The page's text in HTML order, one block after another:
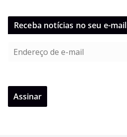
Receba notícias no seu e-mail
e
e
Assinar